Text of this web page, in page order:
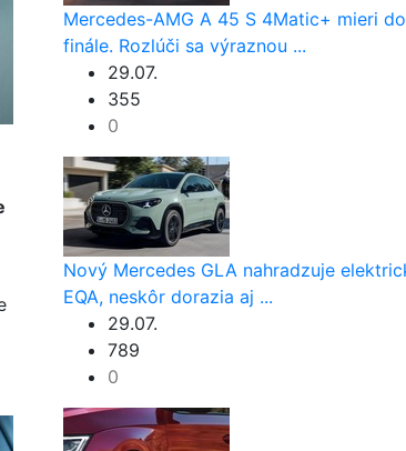
Mercedes-AMG A 45 S 4Matic+ mieri do
finále. Rozlúči sa výraznou ...
29.07.
355
0
Nový Mercedes GLA nahradzuje
EQA, neskôr dorazia aj ...
29.07.
789
0